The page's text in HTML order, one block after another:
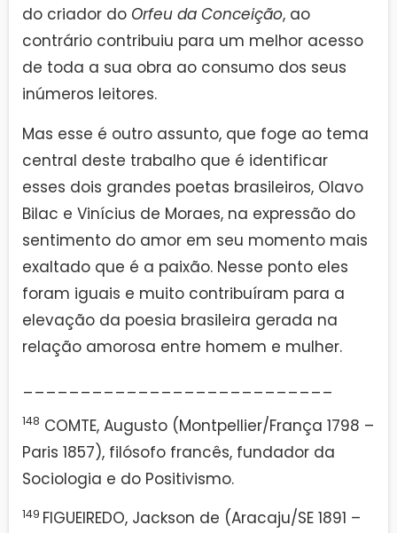
do criador do Orfeu da Conceição, ao
contrário contribuiu para um melhor acesso
de toda a sua obra ao consumo dos seus
inúmeros leitores.
Mas esse é outro assunto, que foge ao tema
central deste trabalho que é identificar
esses dois grandes poetas brasileiros, Olavo
Bilac e Vinícius de Moraes, na expressão do
sentimento do amor em seu momento mais
exaltado que é a paixão. Nesse ponto eles
foram iguais e muito contribuíram para a
elevação da poesia brasileira gerada na
relação amorosa entre homem e mulher.
___________________________
148 COMTE, Augusto (Montpellier/França 1798 –
Paris 1857), filósofo francês, fundador da
Sociologia e do Positivismo.
149 FIGUEIREDO, Jackson de (Aracaju/SE 1891 –